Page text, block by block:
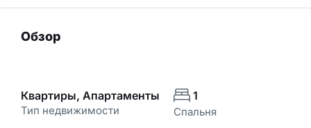
Обзор
Квартиры, Апартаменты
Тип недвижимости
1
Спальня